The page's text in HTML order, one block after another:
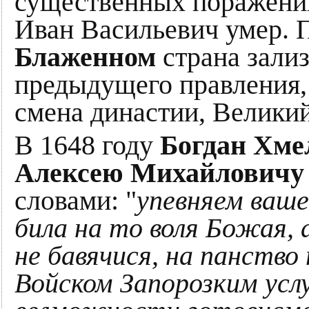
Иван Васильевич умер.
Блаженном страна
предыдущего
смена династии,
В 1648 году Богдан
Алексею
словами: "упевняем
била на то воля Божая,
не бавячися, на
Войском Запорозким